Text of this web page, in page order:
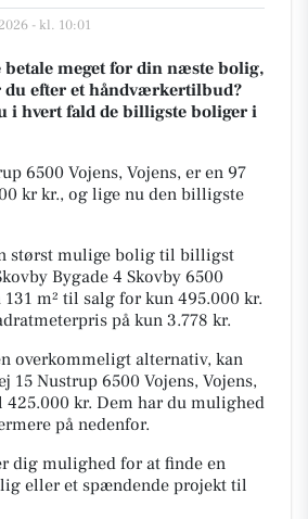
- kl. 10:01
betale meget for din næste bolig,
du efter et håndværkertilbud?
i hvert fald de billigste boliger i
6500 Vojens, Vojens, er en 97
kr kr., og lige nu den billigste
størst mulige bolig til billigst
Bygade 4 Skovby 6500
131 m² til salg for kun 495.000 kr.
på kun 3.778 kr.
overkommeligt alternativ, kan
15 Nustrup 6500 Vojens, Vojens,
kr. Dem har du mulighed
på nedenfor.
dig mulighed for at finde en
eller et spændende projekt til